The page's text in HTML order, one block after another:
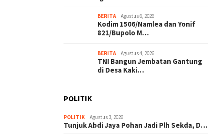
BERITA Agustus 6, 2026
Kodim 1506/Namlea dan Yonif
821/Bupolo M…
BERITA Agustus 4, 2026
TNI Bangun Jembatan Gantung
di Desa Kaki…
POLITIK
POLITIK Agustus 3, 2026
Tunjuk Abdi Jaya Pohan Jadi Plh Sekda, D…